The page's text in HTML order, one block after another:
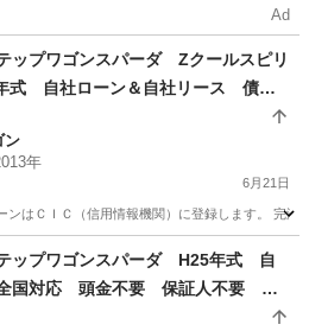
Ad
ップワゴンスパーダ Zクールスピリ
式 自社ローン＆自社リース 債務
自己破産手続きされた方でも申込Ｏ
ン
年
6月21日
ンはＣＩＣ（信用情報機関）に登録します。
大分市
ップワゴンスパーダ H25年式 自
国対応 頭金不要 保証人不要 ８
用情報回復型ローン利用可能